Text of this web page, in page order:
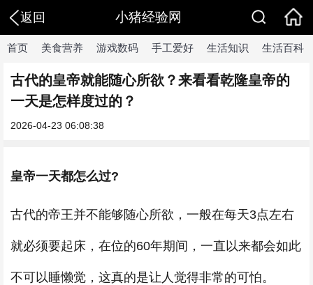
返回 小猪经验网
首页 美食营养 游戏数码 手工爱好 生活知识 生活百科
古代的皇帝就能随心所欲？来看看乾隆皇帝的
一天是怎样度过的？
2026-04-23 06:08:38
皇帝一天都怎么过?
古代的帝王并不能够随心所欲，一般在每天3点左右
就必须要起床，在位的60年期间，一直以来都会如此
不可以睡懒觉，这真的是让人觉得非常的可怕。